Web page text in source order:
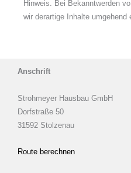
Hinweis. Bei Bekanntwerden
wir derartige Inhalte umgehend
Anschrift
Strohmeyer Hausbau GmbH
Dorfstraße 50
31592 Stolzenau
Route berechnen